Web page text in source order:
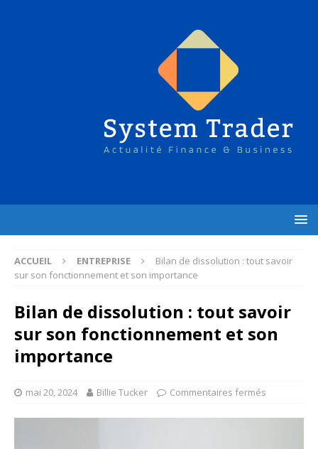
ACCUEIL ENTREPRISE
Bilan de dissolution : tout savoir
sur son fonctionnement et son importance
Bilan de dissolution : tout savoir
sur son fonctionnement et son
importance
mai 20, 2024 Billie Tucker Commentaires fermés